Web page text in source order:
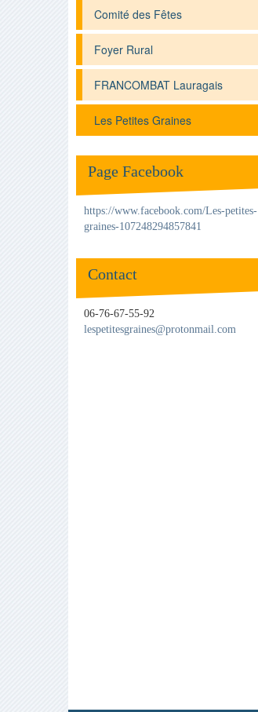
Comité des Fêtes
Foyer Rural
FRANCOMBAT Lauragais
Les Petites Graines
Page Facebook
https://www.facebook.com/Les-petites-
graines-107248294857841
Contact
06-76-67-55-92
lespetitesgraines@protonmail.com